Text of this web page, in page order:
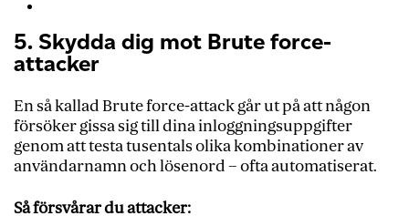
5. Skydda dig mot Brute force-
attacker
En så kallad Brute force-attack går ut på att någon
försöker gissa sig till dina inloggningsuppgifter
genom att testa tusentals olika kombinationer av
användarnamn och lösenord – ofta automatiserat.
Så försvårar du attacker: